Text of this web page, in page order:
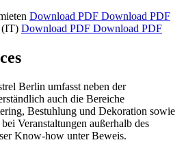
Download PDF Download PDF
(IT) Download PDF Download PDF
Berlin umfasst neben der
auch die Bereiche
Bestuhlung und Dekoration sowie
Veranstaltungen außerhalb des
Know-how unter Beweis.